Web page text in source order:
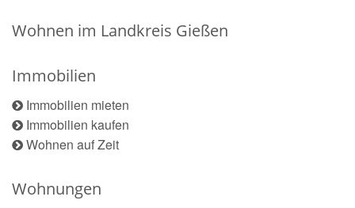
Wohnen im Landkreis Gießen
Immobilien
Immobilien mieten
Immobilien kaufen
Wohnen auf Zeit
Wohnungen